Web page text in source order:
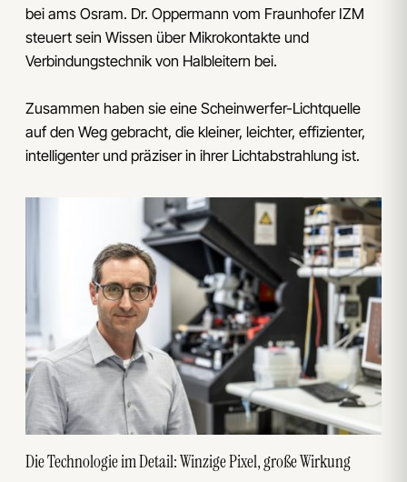
bei ams Osram. Dr. Oppermann vom Fraunhofer IZM
steuert sein Wissen über Mikrokontakte und
Verbindungstechnik von Halbleitern bei.
Zusammen haben sie eine Scheinwerfer-Lichtquelle
auf den Weg gebracht, die kleiner, leichter, effizienter,
intelligenter und präziser in ihrer Lichtabstrahlung ist.
Die Technologie im Detail: Winzige Pixel, große Wirkung